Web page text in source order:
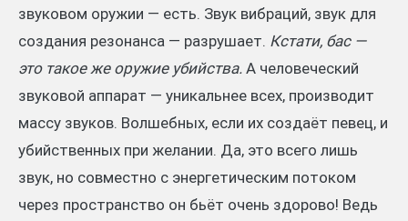
звуковом оружии — есть. Звук вибраций, звук для
создания резонанса — разрушает. Кстати, бас —
это такое же оружие убийства. А человеческий
звуковой аппарат — уникальнее всех, производит
массу звуков. Волшебных, если их создаёт певец, и
убийственных при желании. Да, это всего лишь
звук, но совместно с энергетическим потоком
через пространство он бьёт очень здорово! Ведь